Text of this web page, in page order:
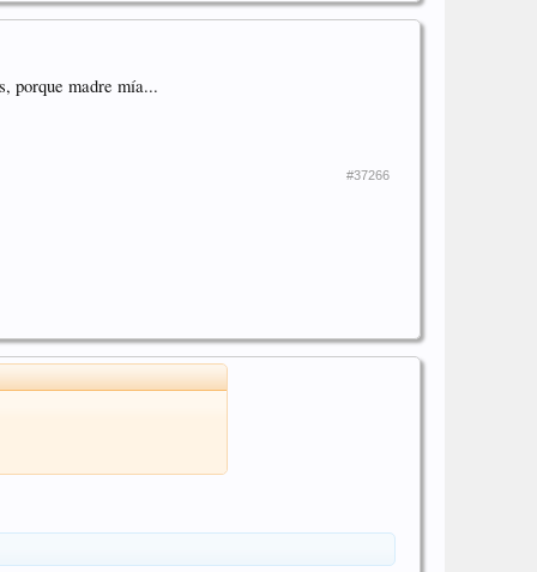
porque madre mía...
#37266